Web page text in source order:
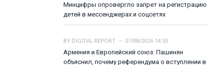
Минцифры опровергло запрет на регистрацию
детей в мессенджерах и соцсетях
BY DIGITAL REPORT
07/08/2026 14:53
Армения и Европейский союз: Пашинян
объяснил, почему референдума о вступлении в